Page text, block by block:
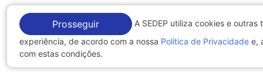
Prosseguir
A SEDEP utiliza cookies e
experiência, de acordo com a nossa Política de Privacidade e,
com estas condições.